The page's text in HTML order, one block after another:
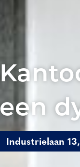
een
Industrielaan